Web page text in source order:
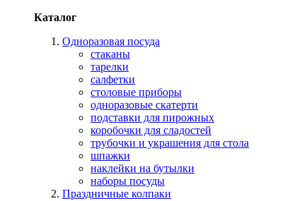
Каталог
Одноразовая посуда
стаканы
тарелки
салфетки
столовые приборы
одноразовые скатерти
подставки для пирожных
коробочки для сладостей
трубочки и украшения для стола
шпажки
наклейки на бутылки
наборы посуды
Праздничные колпаки